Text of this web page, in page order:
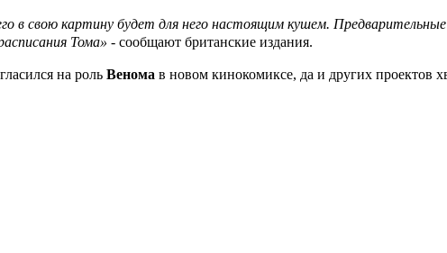
в свою картину будет для него настоящим кушем.
Тома» - сообщают британские издания.
на роль Венома в новом кинокомиксе, да и других проектов